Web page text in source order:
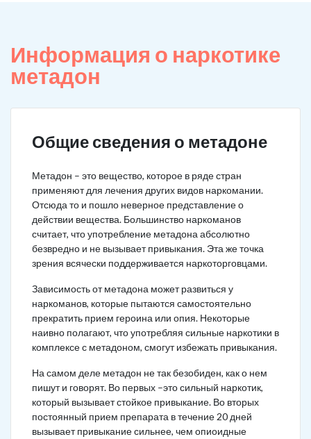
Информация о наркотике
метадон
Общие сведения о метадоне
Метадон – это вещество, которое в ряде стран
применяют для лечения других видов наркомании.
Отсюда то и пошло неверное представление о
действии вещества. Большинство наркоманов
считает, что употребление метадона абсолютно
безвредно и не вызывает привыкания. Эта же точка
зрения всячески поддерживается наркоторговцами.
Зависимость от метадона может развиться у
наркоманов, которые пытаются самостоятельно
прекратить прием героина или опия. Некоторые
наивно полагают, что употребляя сильные наркотики в
комплексе с метадоном, смогут избежать привыкания.
На самом деле метадон не так безобиден, как о нем
пишут и говорят. Во первых –это сильный наркотик,
который вызывает стойкое привыкание. Во вторых
постоянный прием препарата в течение 20 дней
вызывает привыкание сильнее, чем опиоидные